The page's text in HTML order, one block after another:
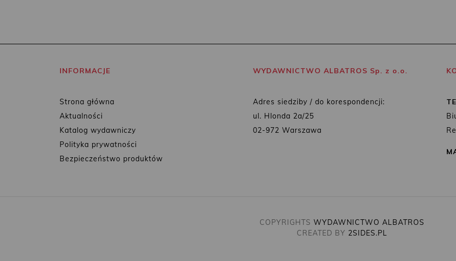
INFORMACJE
Strona główna
Aktualności
Katalog wydawniczy
Polityka prywatności
Bezpieczeństwo produktów
WYDAWNICTWO ALBATROS Sp. z o.o.
Adres siedziby / do korespondencji:
ul. Hlonda 2a/25
02-972 Warszawa
COPYRIGHTS WYDAWNICTWO ALBATROS
CREATED BY 2SIDES.PL